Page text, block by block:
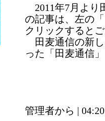
2011年7月より
の記事は、左の
クリックすると
田麦通信の新し
った「田麦通信
管理者から |